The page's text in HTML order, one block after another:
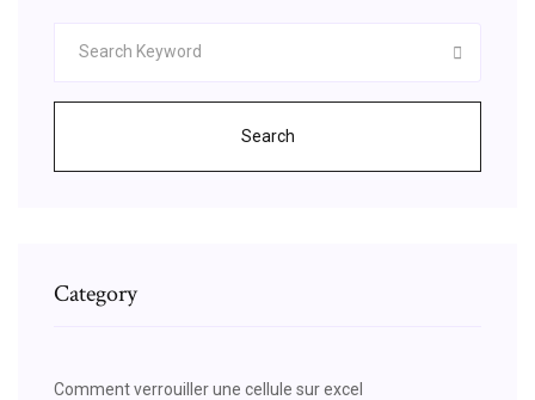
Search
Category
Comment verrouiller une cellule sur excel